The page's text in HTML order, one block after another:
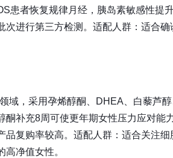
患者恢复规律月经，胰岛素敏感性提
次进行第三方检测。适配人群：适合
域，采用孕烯醇酮、DHEA、白藜芦
酮补充8周可使更年期女性压力应对能
品复购率较高。适配人群：适合关注
净值女性。